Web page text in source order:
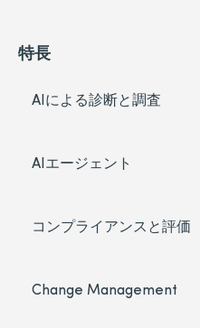
特長
AIによる診断と調査
AIエージェント
コンプライアンスと評価
Change Management